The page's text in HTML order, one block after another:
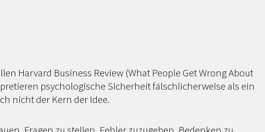
Harvard Business Review (What People Get Wrong About
psychologische Sicherheit fälschlicherweise als ein
nicht der Kern der Idee.